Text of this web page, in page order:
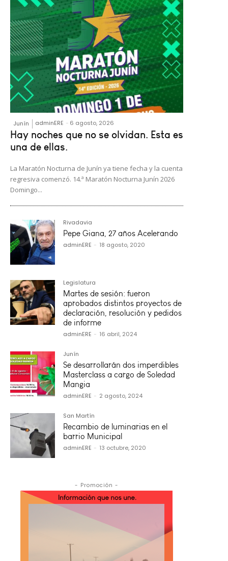
Junín adminERE - 6 agosto, 2026
Hay noches que no se olvidan. Esta es
una de ellas.
La Maratón Nocturna de Junín ya tiene fecha y la cuenta
regresiva comenzó. 14.ª Maratón Nocturna Junín 2026
Domingo...
Rivadavia
Pepe Giana, 27 años Acelerando
adminERE - 18 agosto, 2020
Legislatura
Martes de sesión: fueron
aprobados distintos proyectos de
declaración, resolución y pedidos
de informe
adminERE - 16 abril, 2024
Junín
Se desarrollarán dos imperdibles
Masterclass a cargo de Soledad
Mangia
adminERE - 2 agosto, 2024
San Martín
Recambio de luminarias en el
barrio Municipal
adminERE - 13 octubre, 2020
- Promoción -